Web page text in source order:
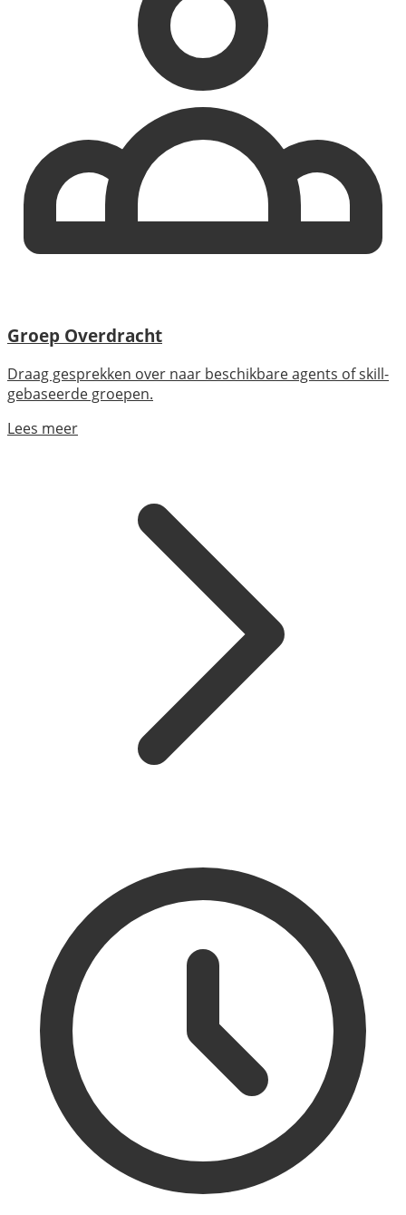
Groep Overdracht
Draag gesprekken over naar beschikbare agents of skill-
gebaseerde groepen.
Lees meer